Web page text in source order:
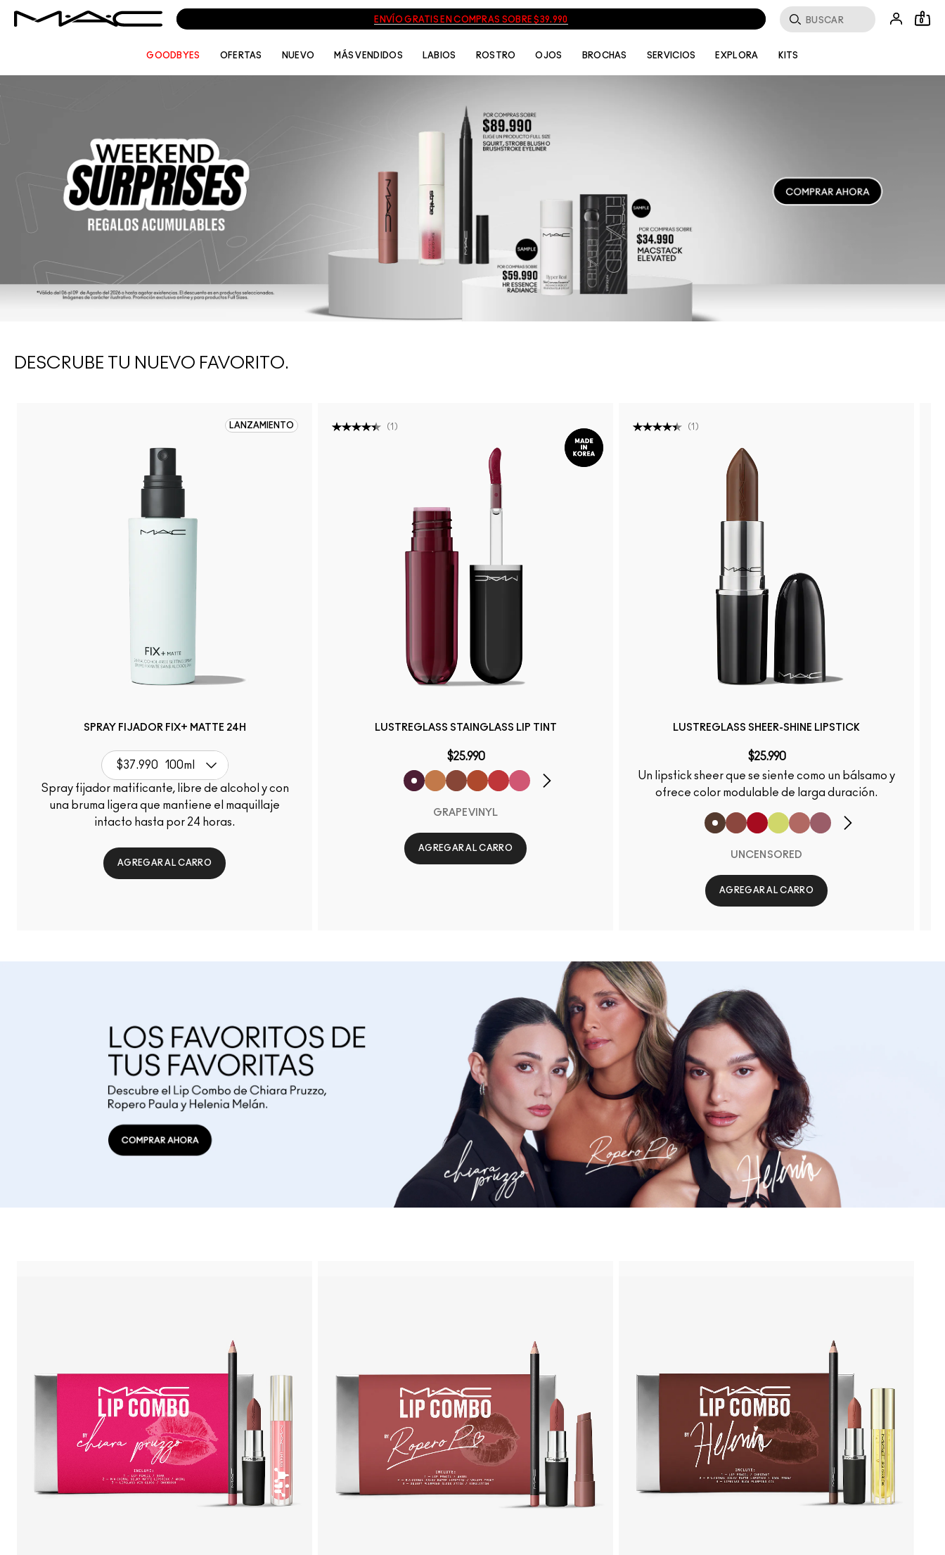
ENVÍO GRATIS EN COMPRAS SOBRE $39.990
Buscar
0
GOODBYES OFERTAS NUEVO MÁS VENDIDOS LABIOS ROSTRO OJOS BROCHAS SERVICIOS EXPLORA KITS
DESCRUBE TU NUEVO FAVORITO.
LANZAMIENTO
SPRAY FIJADOR FIX+ MATTE 24H
$37.990 100ml
Spray fijador matificante, libre de alcohol y con
una bruma ligera que mantiene el maquillaje
intacto hasta por 24 horas.
AGREGAR AL CARRO
(1 )
LUSTREGLASS STAINGLASS LIP TINT
$25.990
GRAPEVINYL
AGREGAR AL CARRO
(1 )
LUSTREGLASS SHEER-SHINE LIPSTICK
$25.990
Un lipstick sheer que se siente como un bálsamo y
ofrece color modulable de larga duración.
UNCENSORED
AGREGAR AL CARRO